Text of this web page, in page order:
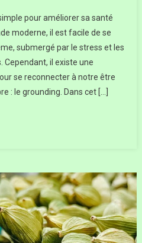
pour améliorer sa santé
moderne, il est facile de se
submergé par le stress et les
Cependant, il existe une
se reconnecter à notre être
: le grounding. Dans cet […]